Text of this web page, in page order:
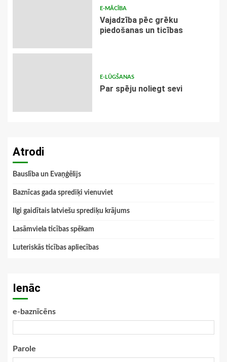
E-MĀCĪBA
Vajadzība pēc grēku
piedošanas un ticības
E-LŪGŠANAS
Par spēju noliegt sevi
Atrodi
Bauslība un Evaņģēlijs
Baznīcas gada sprediķi vienuviet
Ilgi gaidītais latviešu sprediķu krājums
Lasāmviela ticības spēkam
Luteriskās ticības apliecības
Ienāc
e-baznīcēns
Parole